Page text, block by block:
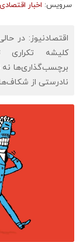
سرویس: اخبار اقتصادی
کلیشه تکراری
برچسب‌گذاری‌ها نه
نادرستی از